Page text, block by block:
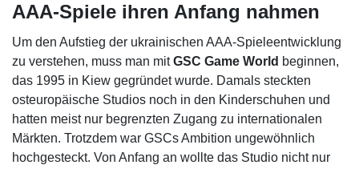
AAA-Spiele ihren Anfang nahmen
Um den Aufstieg der ukrainischen AAA-Spieleentwicklung
zu verstehen, muss man mitGSC Game World beginnen,
das 1995 in Kiew gegründet wurde. Damals steckten
osteuropäische Studios noch in den Kinderschuhen und
hatten meist nur begrenzten Zugang zu internationalen
Märkten. Trotzdem war GSCs Ambition ungewöhnlich
hochgesteckt. Von Anfang an wollte das Studio nicht nur